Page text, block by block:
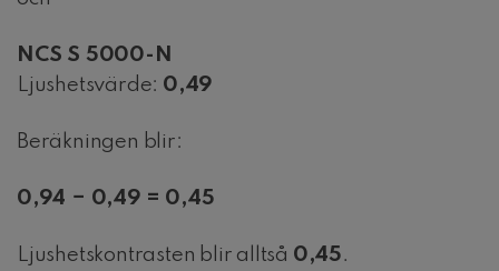
NCS S 5000-N
Ljushetsvärde: 0,49
Beräkningen blir:
0,94 − 0,49 = 0,45
Ljushetskontrasten blir alltså 0,45.